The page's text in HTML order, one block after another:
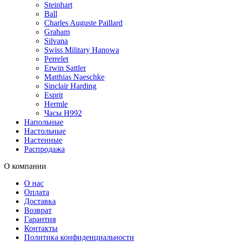
Steinhart
Ball
Charles Auguste Paillard
Graham
Silvana
Swiss Military Hanowa
Perrelet
Erwin Sattler
Matthias Naeschke
Sinclair Harding
Esprit
Hermle
Часы H992
Напольные
Настольные
Настенные
Распродажа
О компании
О нас
Оплата
Доставка
Возврат
Гарантия
Контакты
Политика конфиденциальности